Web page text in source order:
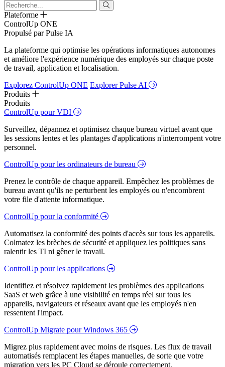
Plateforme
ControlUp ONE
Propulsé par Pulse IA
La plateforme qui optimise les opérations informatiques autonomes
et améliore l'expérience numérique des employés sur chaque poste
de travail, application et localisation.
Explorez ControlUp ONE Explorer Pulse AI
Produits
Produits
ControlUp pour VDI
Surveillez, dépannez et optimisez chaque bureau virtuel avant que
les sessions lentes et les plantages d'applications n'interrompent votre
personnel.
ControlUp pour les ordinateurs de bureau
Prenez le contrôle de chaque appareil. Empêchez les problèmes de
bureau avant qu'ils ne perturbent les employés ou n'encombrent
votre file d'attente informatique.
ControlUp pour la conformité
Automatisez la conformité des points d'accès sur tous les appareils.
Colmatez les brèches de sécurité et appliquez les politiques sans
ralentir les TI ni gêner le travail.
ControlUp pour les applications
Identifiez et résolvez rapidement les problèmes des applications
SaaS et web grâce à une visibilité en temps réel sur tous les
appareils, navigateurs et réseaux avant que les employés n'en
ressentent l'impact.
ControlUp Migrate pour Windows 365
Migrez plus rapidement avec moins de risques. Les flux de travail
automatisés remplacent les étapes manuelles, de sorte que votre
migration vers les PC Cloud se déroule correctement.